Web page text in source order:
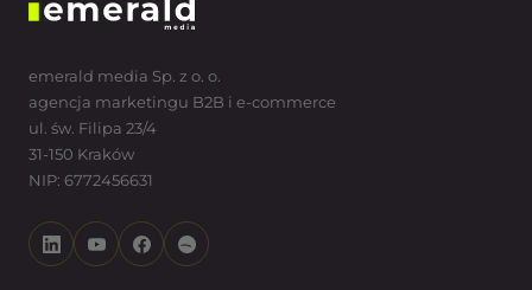
emerald media Sp. z o. o.
agencja marketingu B2B i e-commerce
ul. św. Filipa 23/4
31-150 Kraków
NIP: 6772456631